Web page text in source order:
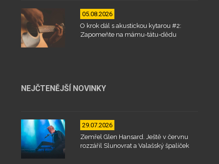
05.08.2026
O krok dál s akustickou kytarou #2:
Zapomeňte na mámu-tátu-dědu
NEJČTENĚJŠÍ NOVINKY
29.07.2026
Zemřel Glen Hansard. Ještě v červnu
rozzářil Slunovrat a Valašský špalíček